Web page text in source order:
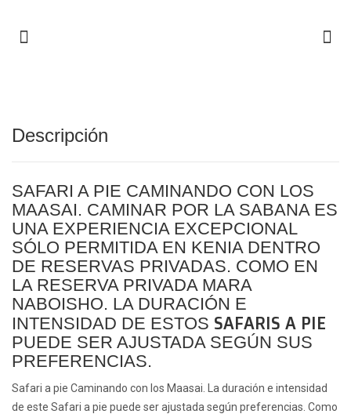
Descripción
SAFARI A PIE CAMINANDO CON LOS
MAASAI. CAMINAR POR LA SABANA ES
UNA EXPERIENCIA EXCEPCIONAL
SÓLO PERMITIDA EN KENIA DENTRO
DE RESERVAS PRIVADAS. COMO EN
LA RESERVA PRIVADA MARA
NABOISHO. LA DURACIÓN E
INTENSIDAD DE ESTOS SAFARIS A PIE
PUEDE SER AJUSTADA SEGÚN SUS
PREFERENCIAS.
Safari a pie Caminando con los Maasai. La duración e intensidad
de este Safari a pie puede ser ajustada según preferencias. Como